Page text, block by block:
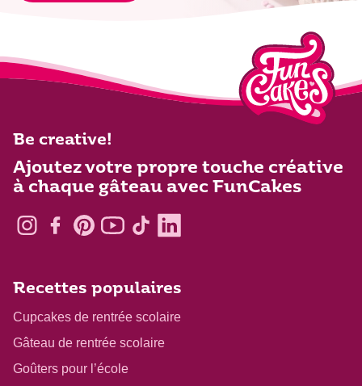
Be creative!
Ajoutez votre propre touche créative
à chaque gâteau avec FunCakes
Recettes populaires
Cupcakes de rentrée scolaire
Gâteau de rentrée scolaire
Goûters pour l’école